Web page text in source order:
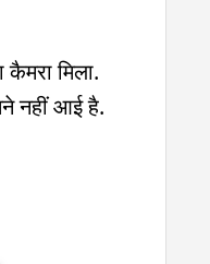
मिला.
नहीं आई है.